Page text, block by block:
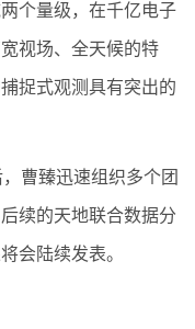
个量级，在千亿电子
视场、全天候的特
捉式观测具有突出的
曹臻迅速组织多个团
续的天地联合数据分
会陆续发表。